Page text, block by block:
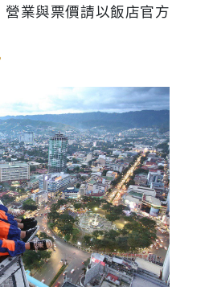
營業與票價請以飯店官方